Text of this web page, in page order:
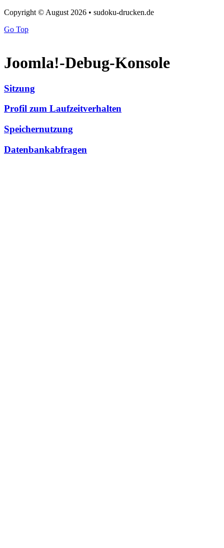
Copyright © August 2026 • sudoku-drucken.de
Go Top
Joomla!-Debug-Konsole
Sitzung
Profil zum Laufzeitverhalten
Speichernutzung
Datenbankabfragen